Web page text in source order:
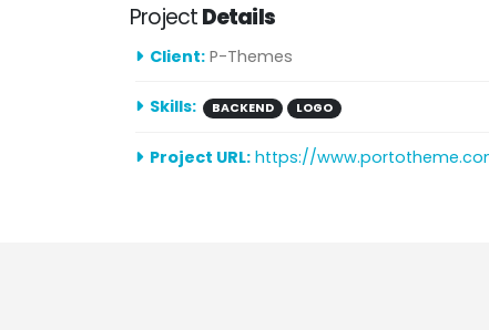
ProjectDetails
Client: P-Themes
Skills: BACKEND LOGO
Project URL: https://